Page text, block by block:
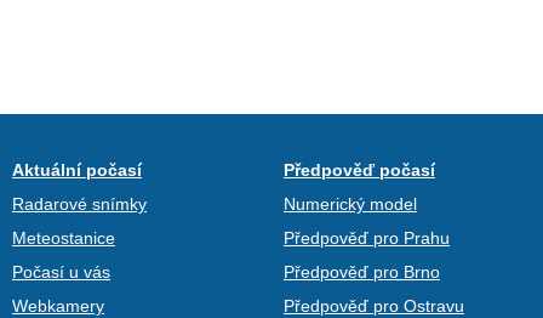
Aktuální počasí
Radarové snímky
Meteostanice
Počasí u vás
Webkamery
Předpověď počasí
Numerický model
Předpověď pro Prahu
Předpověď pro Brno
Předpověď pro Ostravu